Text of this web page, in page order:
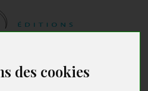
des cookies